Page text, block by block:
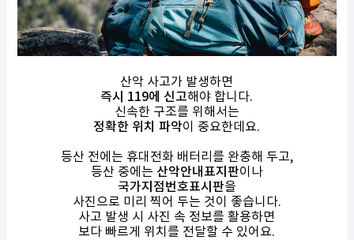
산악 사고가 발생하면
즉시 119에 신고해야 합니다.
신속한 구조를 위해서는
정확한 위치 파악이 중요한데요.
등산 전에는 휴대전화 배터리를 완충해 두고,
등산 중에는 산악안내표지판이나
국가지점번호표시판을
사진으로 미리 찍어 두는 것이 좋습니다.
사고 발생 시 사진 속 정보를 활용하면
보다 빠르게 위치를 전달할 수 있어요.